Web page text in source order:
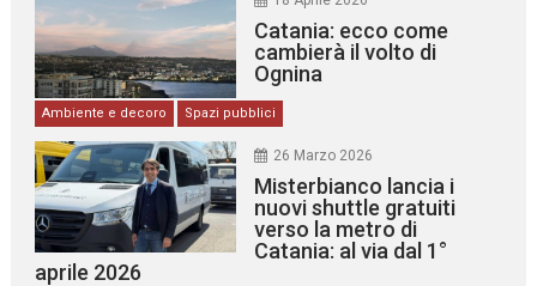
Catania: ecco come
cambierà il volto di
Ognina
Ambiente e decoro Spazi pubblici
26 Marzo 2026
Misterbianco lancia i
nuovi shuttle gratuiti
verso la metro di
Catania: al via dal 1°
aprile 2026